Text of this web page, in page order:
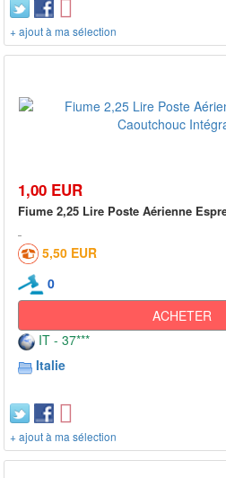
+ ajout à ma sélection
1,00 EUR
Fiume 2,25 Lire Poste Aérienne
5,50 EUR
0
ACHETER
IT - 37***
Italie
+ ajout à ma sélection